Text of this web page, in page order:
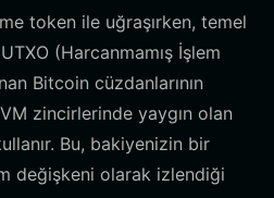
token ile uğraşırken, temel
(Harcanmamış İşlem
Bitcoin cüzdanlarının
zincirlerinde yaygın olan
Bu, bakiyenizin bir
değişkeni olarak izlendiği